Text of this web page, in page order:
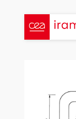
contenu